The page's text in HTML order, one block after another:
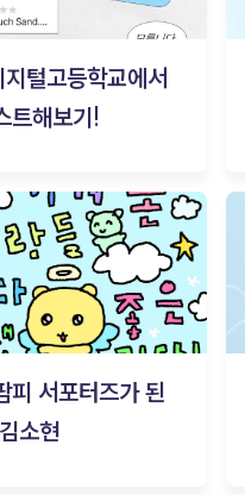
지털고등학교에서
트해보기!
피 서포터즈가 된
소현